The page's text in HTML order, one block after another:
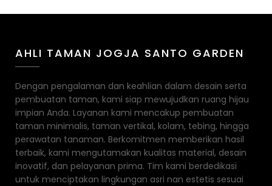
AHLI TAMAN JOGJA SANTO GARDEN
Dengan pengalaman dan keahlian dalam desain serta
pembuatan taman, kami siap mewujudkan ruang hijau
impian Anda. Layanan kami mencakup pembuatan
taman minimalis, taman vertikal, kolam, tebing, hingga
perawatan tanaman. Berkomitmen memberikan hasil
terbaik, kami mengutamakan kualitas material, desain
inovatif, dan pelayanan prima. Tim kami berdedikasi
untuk menciptakan lingkungan asri nan estetis sesuai